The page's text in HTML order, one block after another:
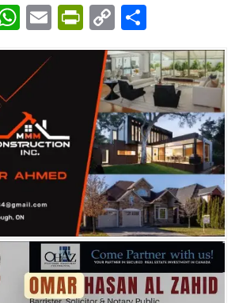
WhatsApp
EmailPrintFriendly
Copy
Link